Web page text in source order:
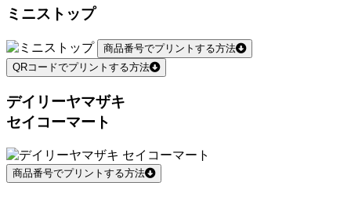
ミニストップ
商品番号でプリントする方法
QRコードでプリントする方法
デイリーヤマザキ
セイコーマート
商品番号でプリントする方法